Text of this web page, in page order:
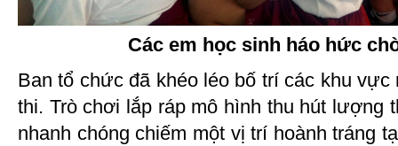
Các em học sinh háo hức
Ban tổ chức đã khéo léo bố trí các khu vực
thi. Trò chơi lắp ráp mô hình thu hút lượng
nhanh chóng chiếm một vị trí hoành tráng